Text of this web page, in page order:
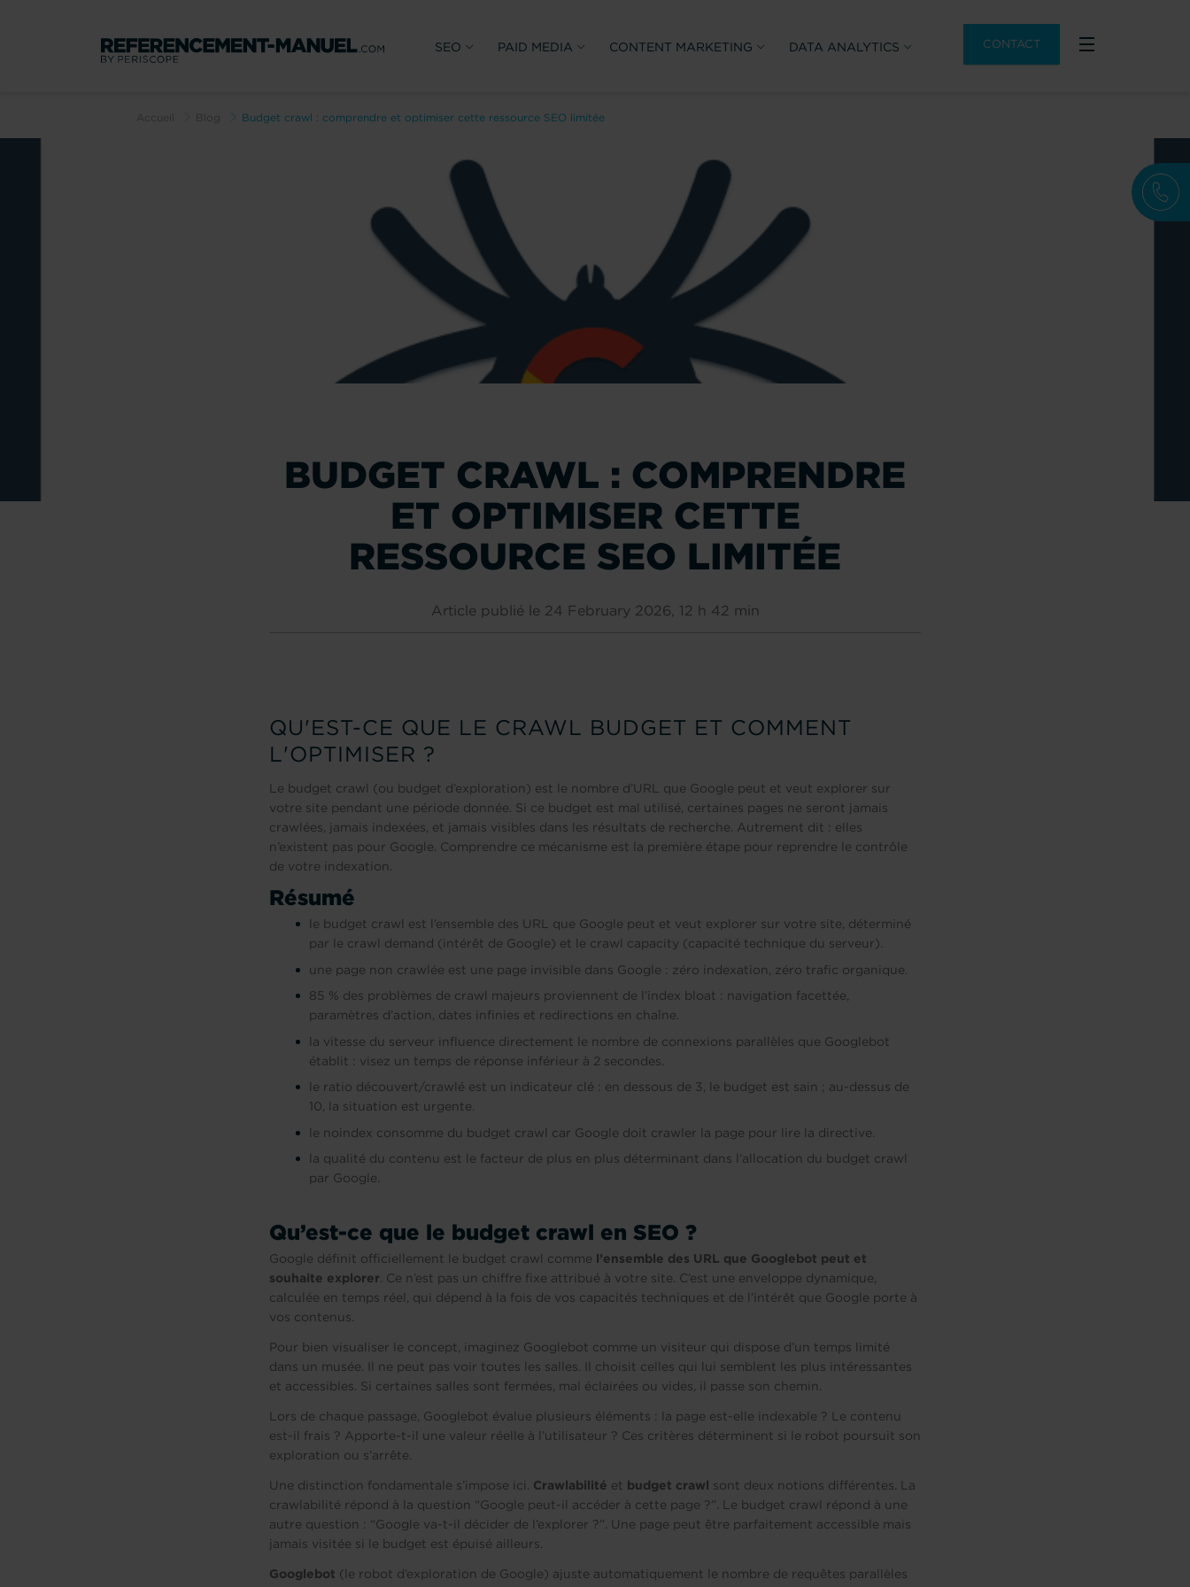
SEO PAID MEDIA CONTENT MARKETING DATA ANALYTICS CONTACT
Accueil Budget crawl : comprendre et optimiser cette ressource SEO limitée
BUDGET CRAWL : COMPRENDRE
ET OPTIMISER CETTE
RESSOURCE SEO LIMITÉE
Article publié le 24 February 2026, 12 h 42 min
QU'EST-CE QUE LE CRAWL BUDGET ET COMMENT
L'OPTIMISER ?
Le budget crawl (ou budget d’exploration) est le nombre d’URL que Google peut et veut explorer sur
votre site pendant une période donnée. Si ce budget est mal utilisé, certaines pages ne seront jamais
crawlées, jamais indexées, et jamais visibles dans les résultats de recherche. Autrement dit : elles
n’existent pas pour Google. Comprendre ce mécanisme est la première étape pour reprendre le contrôle
de votre indexation.
Résumé
le budget crawl est l’ensemble des URL que Google peut et veut explorer sur votre site, déterminé
par le crawl demand (intérêt de Google) et le crawl capacity (capacité technique du serveur).
une page non crawlée est une page invisible dans Google : zéro indexation, zéro trafic organique.
85 % des problèmes de crawl majeurs proviennent de l’index bloat : navigation facettée,
paramètres d’action, dates infinies et redirections en chaîne.
la vitesse du serveur influence directement le nombre de connexions parallèles que Googlebot
établit : visez un temps de réponse inférieur à 2 secondes.
le ratio découvert/crawlé est un indicateur clé : en dessous de 3, le budget est sain ; au-dessus de
10, la situation est urgente.
le noindex consomme du budget crawl car Google doit crawler la page pour lire la directive.
la qualité du contenu est le facteur de plus en plus déterminant dans l’allocation du budget crawl
par Google.
Qu’est-ce que le budget crawl en SEO ?
Google définit officiellement le budget crawl comme l’ensemble des URL que Googlebot peut et
souhaite explorer . Ce n’est pas un chiffre fixe attribué à votre site. C’est une enveloppe dynamique,
calculée en temps réel, qui dépend à la fois de vos capacités techniques et de l’intérêt que Google porte à
vos contenus.
Pour bien visualiser le concept, imaginez Googlebot comme un visiteur qui dispose d’un temps limité
dans un musée. Il ne peut pas voir toutes les salles. Il choisit celles qui lui semblent les plus intéressantes
et accessibles. Si certaines salles sont fermées, mal éclairées ou vides, il passe son chemin.
Lors de chaque passage, Googlebot évalue plusieurs éléments : la page est-elle indexable ? Le contenu
est-il frais ? Apporte-t-il une valeur réelle à l’utilisateur ? Ces critères déterminent si le robot poursuit son
exploration ou s’arrête.
Une distinction fondamentale s’impose ici. Crawlabilité et budget crawl sont deux notions différentes. La
crawlabilité répond à la question “Google peut-il accéder à cette page ?”. Le budget crawl répond à une
autre question : “Google va-t-il décider de l’explorer ?”. Une page peut être parfaitement accessible mais
jamais visitée si le budget est épuisé ailleurs.
Googlebot (le robot d’exploration de Google) ajuste automatiquement le nombre de requêtes parallèles